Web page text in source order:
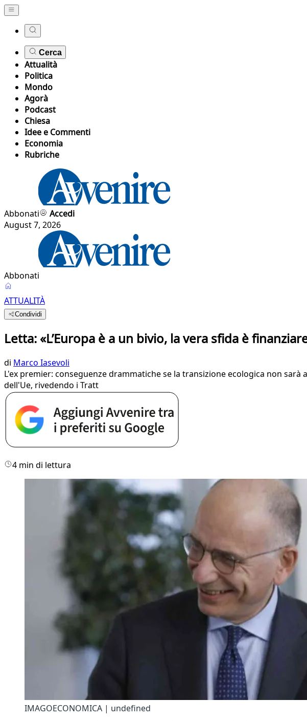
Cerca
Attualità
Politica
Mondo
Agorà
Podcast
Chiesa
Idee e Commenti
Economia
Rubriche
Abbonati
Accedi
August 7, 2026
Abbonati
ATTUALITÀ
Condividi
Letta: «L’Europa è a un bivio, la vera sfida è
di Marco Iasevoli
L'ex premier: conseguenze drammatiche se la transizione ecologica non
dell'Ue, rivedendo i Tratt
4 min di lettura
IMAGOECONOMICA | undefined